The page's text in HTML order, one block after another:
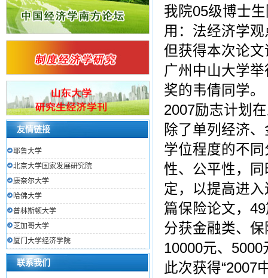
友情链接
耶鲁大学
北京大学国家发展研究院
康奈尔大学
哈佛大学
普林斯顿大学
芝加哥大学
厦门大学经济学院
联系我们
我院05级博士
用：法经济学
但获得本次论
广州中山大学
奖的韦倩同学。
2007励志计划
除了单列经济
学位程度的不
性、公平性，
定，以提高进
篇保险论文，
分获金融类、
10000元、
此次获得“2007